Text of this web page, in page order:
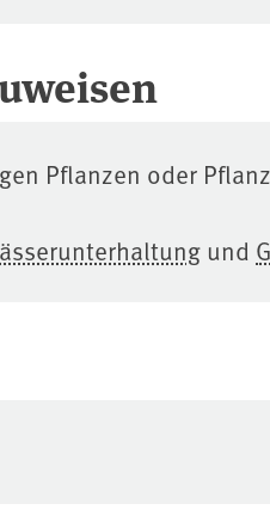
Pflanzen oder
und